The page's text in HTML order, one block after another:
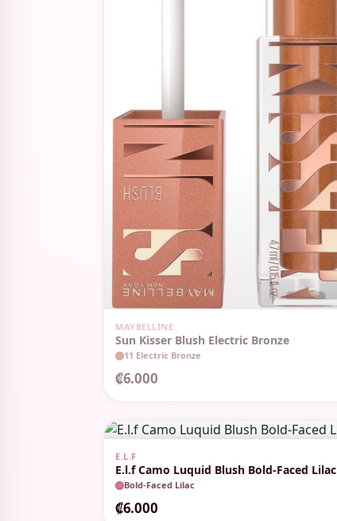
MAYBELLINE
Sun Kisser Blush Electric Bronze
11 Electric Bronze
₡6.000
E.L.F
E.l.f Camo Luquid Blush Bold-Faced Lilac
Bold-Faced Lilac
₡6.000